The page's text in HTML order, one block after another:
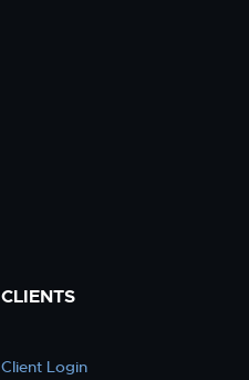
CLIENTS
Client Login